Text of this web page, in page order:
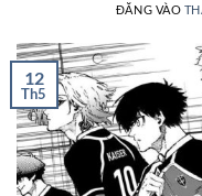
ĐĂNG VÀO
12
Th5